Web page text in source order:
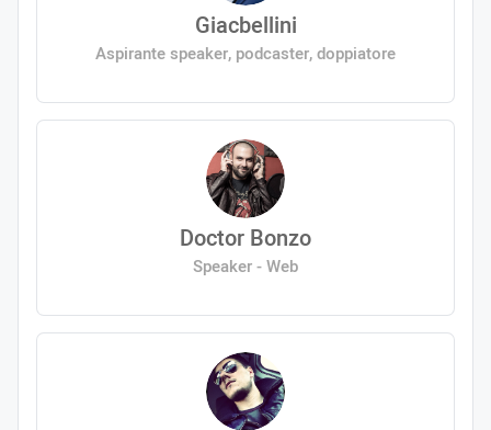
Giacbellini
Aspirante speaker, podcaster, doppiatore
Doctor Bonzo
Speaker - Web